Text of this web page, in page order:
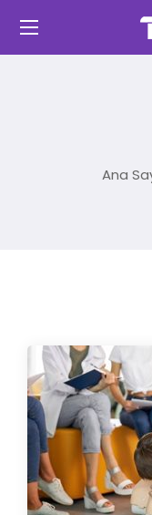
Ana